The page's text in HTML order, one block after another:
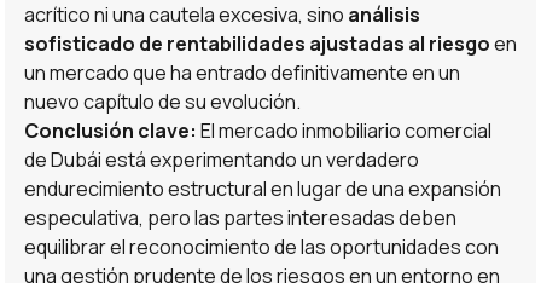
acrítico ni una cautela excesiva, sino análisis
sofisticado de rentabilidades ajustadas al riesgoen
un mercado que ha entrado definitivamente en un
nuevo capítulo de su evolución.
Conclusión clave: El mercado inmobiliario comercial
de Dubái está experimentando un verdadero
endurecimiento estructural en lugar de una expansión
especulativa, pero las partes interesadas deben
equilibrar el reconocimiento de las oportunidades con
una gestión prudente de los riesgos en un entorno en